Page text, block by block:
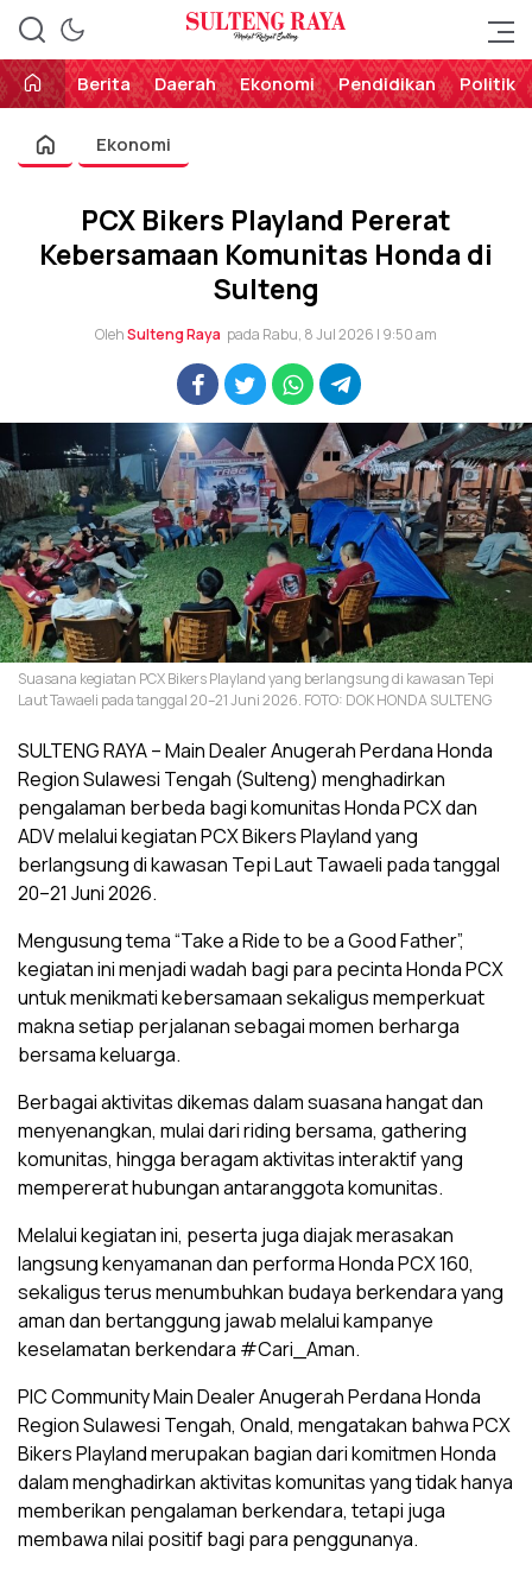
Sulteng Raya
Perekat Rakyat Sulteng
Berita
Daerah Ekonomi Pendidikan Politik
Ekonomi
PCX Bikers Playland Pererat
Kebersamaan Komunitas Honda di
Sulteng
OlehSulteng Raya pada Rabu, 8 Jul 2026 | 9:50 am
Suasana kegiatan PCX Bikers Playland yang berlangsung di kawasan Tepi
Laut Tawaeli pada tanggal 20–21 Juni 2026. FOTO: DOK HONDA SULTENG
SULTENG RAYA – Main Dealer Anugerah Perdana Honda
Region Sulawesi Tengah (Sulteng) menghadirkan
pengalaman berbeda bagi komunitas Honda PCX dan
ADV melalui kegiatan PCX Bikers Playland yang
berlangsung di kawasan Tepi Laut Tawaeli pada tanggal
20–21 Juni 2026.
Mengusung tema “Take a Ride to be a Good Father”,
kegiatan ini menjadi wadah bagi para pecinta Honda PCX
untuk menikmati kebersamaan sekaligus memperkuat
makna setiap perjalanan sebagai momen berharga
bersama keluarga.
Berbagai aktivitas dikemas dalam suasana hangat dan
menyenangkan, mulai dari riding bersama, gathering
komunitas, hingga beragam aktivitas interaktif yang
mempererat hubungan antaranggota komunitas.
Melalui kegiatan ini, peserta juga diajak merasakan
langsung kenyamanan dan performa Honda PCX 160,
sekaligus terus menumbuhkan budaya berkendara yang
aman dan bertanggung jawab melalui kampanye
keselamatan berkendara #Cari_Aman.
PIC Community Main Dealer Anugerah Perdana Honda
Region Sulawesi Tengah, Onald, mengatakan bahwa PCX
Bikers Playland merupakan bagian dari komitmen Honda
dalam menghadirkan aktivitas komunitas yang tidak hanya
memberikan pengalaman berkendara, tetapi juga
membawa nilai positif bagi para penggunanya.